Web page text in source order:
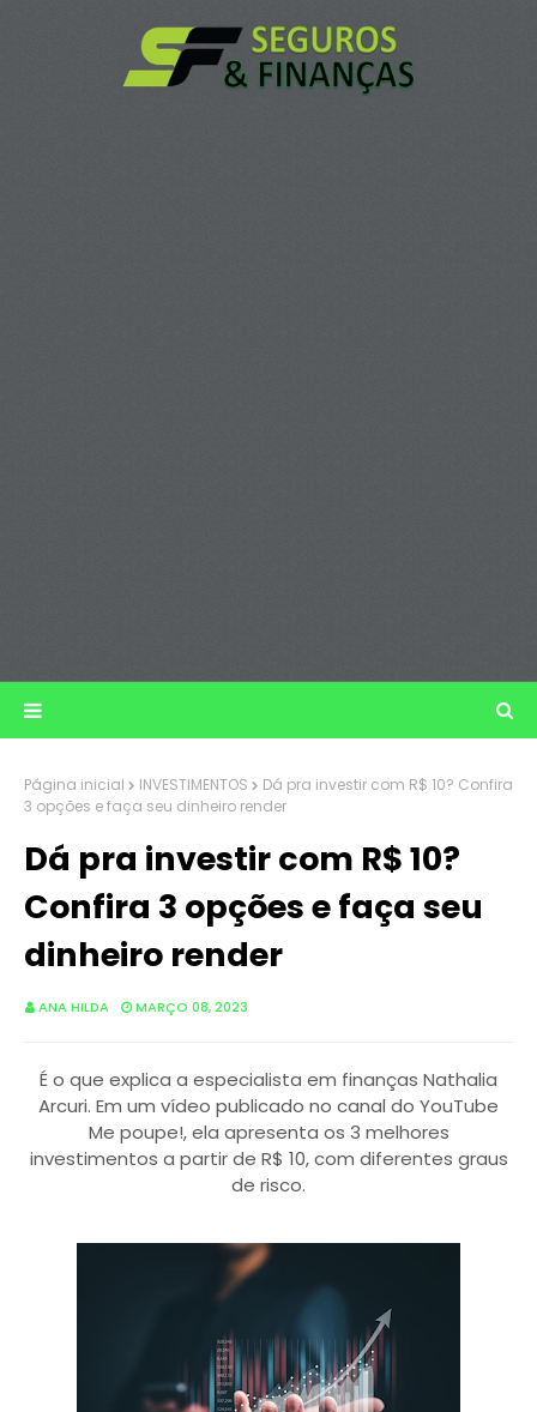
Página inicial INVESTIMENTOS
Dá pra investir com R$ 10? Confira
3 opções e faça seu dinheiro render
Dá pra investir com R$ 10?
Confira 3 opções e faça seu
dinheiro render
ANA HILDA MARÇO 08, 2023
É o que explica a especialista em finanças Nathalia
Arcuri. Em um vídeo publicado no canal do YouTube
Me poupe!, ela apresenta os 3 melhores
investimentos a partir de R$ 10, com diferentes graus
de risco.